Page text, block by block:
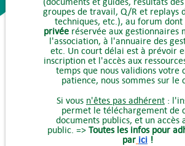
groupes de travail, Q/R et replays
techniques, etc.), au forum dont
privéeréservée aux gestionnaires
l'association, à l'annuaire des
etc. Un court délai est à prévoir
inscription et l'accès aux
temps que nous validions votre
patience, nous sommes sur le
Si vous n'êtes pas adhérent:
permet le téléchargement de
documents publics, et un accès
public. =>Toutes les infos pour
par ici !